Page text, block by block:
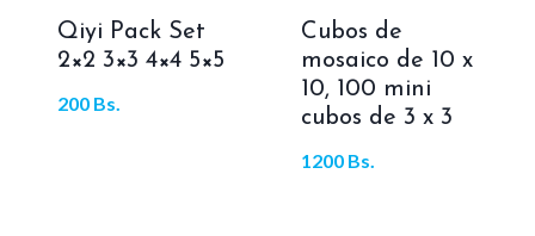
Qiyi Pack Set
2×2 3×3 4×4 5×5
200 Bs.
Cubos de
mosaico de 10 x
10, 100 mini
cubos de 3 x 3
1200 Bs.